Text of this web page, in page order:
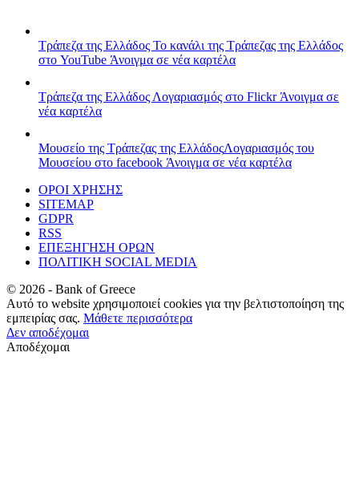
Τράπεζα της Ελλάδος Το κανάλι της Τράπεζας της Ελλάδος
στο YouTube Άνοιγμα σε νέα καρτέλα
Τράπεζα της Ελλάδος Λογαριασμός στο FlickrΆνοιγμα σε
νέα καρτέλα
Μουσείο της Τράπεζας της ΕλλάδοςΛογαριασμός του
Μουσείου στο facebook Άνοιγμα σε νέα καρτέλα
ΟΡΟΙ ΧΡΗΣΗΣ
SITEMAP
GDPR
RSS
ΕΠΕΞΗΓΗΣΗ ΟΡΩΝ
ΠΟΛΙΤΙΚΗ SOCIAL MEDIA
© 2026 - Bank of Greece
Αυτό το website χρησιμοποιεί cookies για την βελτιστοποίηση της
εμπειρίας σας. Μάθετε περισσότερα
Δεν αποδέχομαι
Αποδέχομαι